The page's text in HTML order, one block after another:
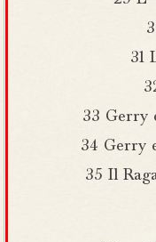
31
33 Gerry
34 Gerry
35 Il